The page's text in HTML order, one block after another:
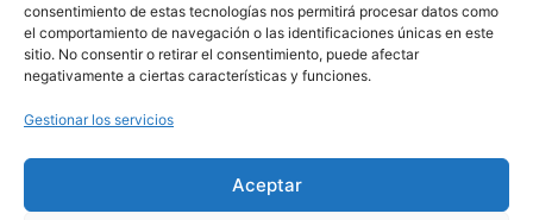
consentimiento de estas tecnologías nos permitirá procesar datos como
el comportamiento de navegación o las identificaciones únicas en este
sitio. No consentir o retirar el consentimiento, puede afectar
negativamente a ciertas características y funciones.
Gestionar los servicios
Aceptar
36,50€ 10,00€
Seleccionar opciones
en
página
Añadir a lista de deseos